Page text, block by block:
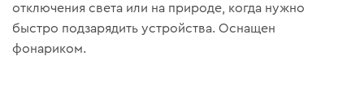
отключения света или на природе, когда нужно
быстро подзарядить устройства. Оснащен
фонариком.